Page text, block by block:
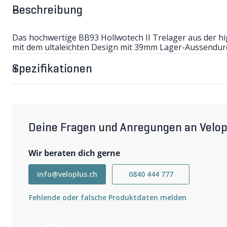
Beschreibung
Das hochwertige BB93 Hollwotech II Trelager aus der
mit dem ultaleichten Design mit 39mm Lager-
Dichtungen (50% weniger Reibungswiderstand). Kann
Kurbeln mit verpresster Tretlagerachse (Ø24mm)
und geringem Lagerdurchmesser als sehr haltbar
Für die Montage wird der TL-FC24 Adapter oder das
- Gewicht 65g
Spezifikationen
Deine Fragen und Anregungen an
Wir beraten dich gerne
info@veloplus.ch 0840 444 777
Fehlende oder falsche Produktdaten melden